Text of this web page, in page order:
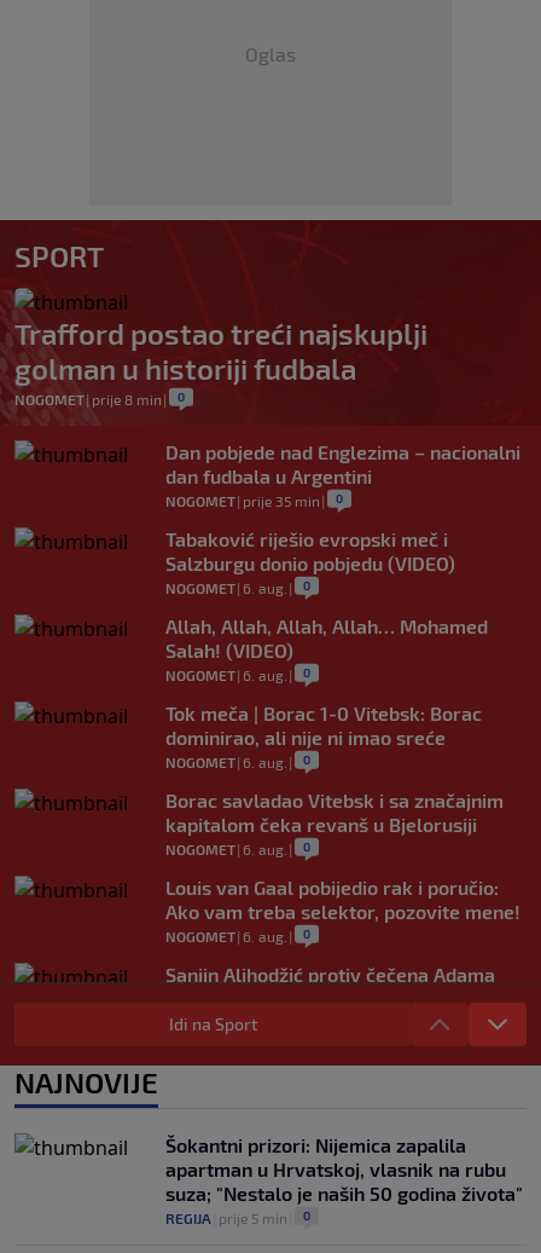
Oglas
SPORT
Trafford postao treći najskuplji
golman u historiji fudbala
NOGOMET| prije 8 min | 0
Dan pobjede nad Englezima – nacionalni
dan fudbala u Argentini
NOGOMET| prije 35 min | 0
Tabaković riješio evropski meč i
Salzburgu donio pobjedu (VIDEO)
NOGOMET| 6. aug. | 0
Allah, Allah, Allah, Allah… Mohamed
Salah! (VIDEO)
NOGOMET| 6. aug. | 0
Tok meča | Borac 1-0 Vitebsk: Borac
dominirao, ali nije ni imao sreće
NOGOMET| 6. aug. | 0
Borac savladao Vitebsk i sa značajnim
kapitalom čeka revanš u Bjelorusiji
NOGOMET| 6. aug. | 0
Louis van Gaal pobijedio rak i poručio:
Ako vam treba selektor, pozovite mene!
NOGOMET| 6. aug. | 0
Sanjin Alihodžić protiv čečena Adama
Tadushaeva – borba za WAKO PRO titulu
OSTALI SPORTOVI
Arsenal ostaje praznih ruku: Vinícius
Idi na Sport
NAJNOVIJE
Šokantni prizori: Nijemica zapalila
apartman u Hrvatskoj, vlasnik na rubu
suza; "Nestalo je naših 50 godina života"
REGIJA prije 5 min 0